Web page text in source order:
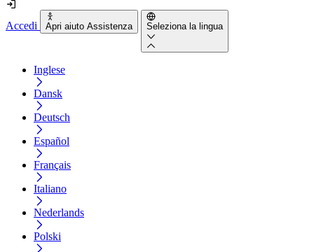
Accedi Apri aiuto Assistenza Seleziona la lingua
Inglese
Dansk
Deutsch
Español
Français
Italiano
Nederlands
Polski